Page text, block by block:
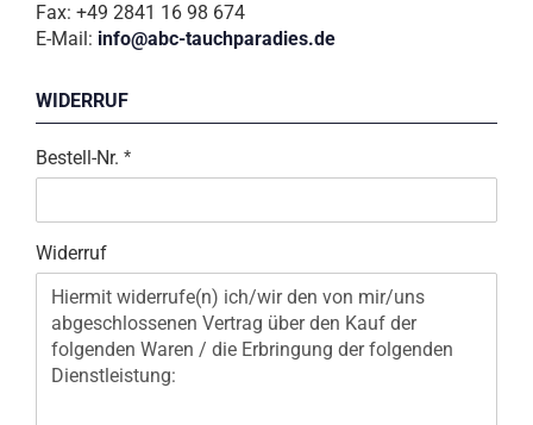
Fax: +49 2841 16 98 674
E-Mail: info@abc-tauchparadies.de
WIDERRUF
Bestell-Nr.
Widerruf